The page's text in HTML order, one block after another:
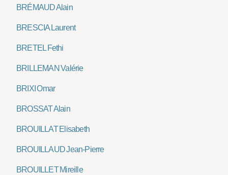
BRÉMAUD Alain
BRESCIA Laurent
BRETEL Fethi
BRILLEMAN Valérie
BRIXI Omar
BROSSAT Alain
BROUILLAT Elisabeth
BROUILLAUD Jean-Pierre
BROUILLET Mireille